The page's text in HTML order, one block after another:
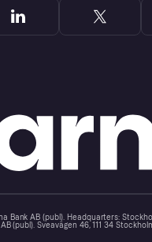
Bank AB (publ). Headquarters:
(publ). Sveavägen 46, 111 34